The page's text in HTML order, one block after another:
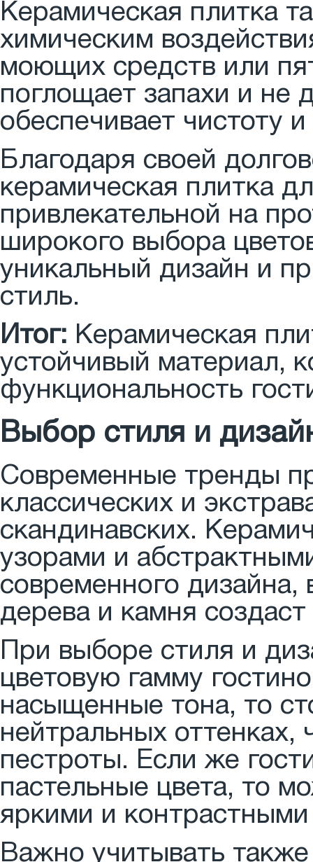
Керамическая плитка
химическим
моющих средств или
поглощает запахи и не
обеспечивает чистоту
Благодаря своей
керамическая плитка
привлекательной на
широкого выбора
уникальный дизайн и
стиль.
Итог: Керамическая
устойчивый материал,
функциональность
Выбор стиля и
Современные тренды
классических и
скандинавских.
узорами и
современного дизайна,
дерева и камня
При выборе стиля и
цветовую гамму
насыщенные тона, то
нейтральных оттенках,
пестроты. Если же
пастельные цвета, то
яркими и
Важно учитывать